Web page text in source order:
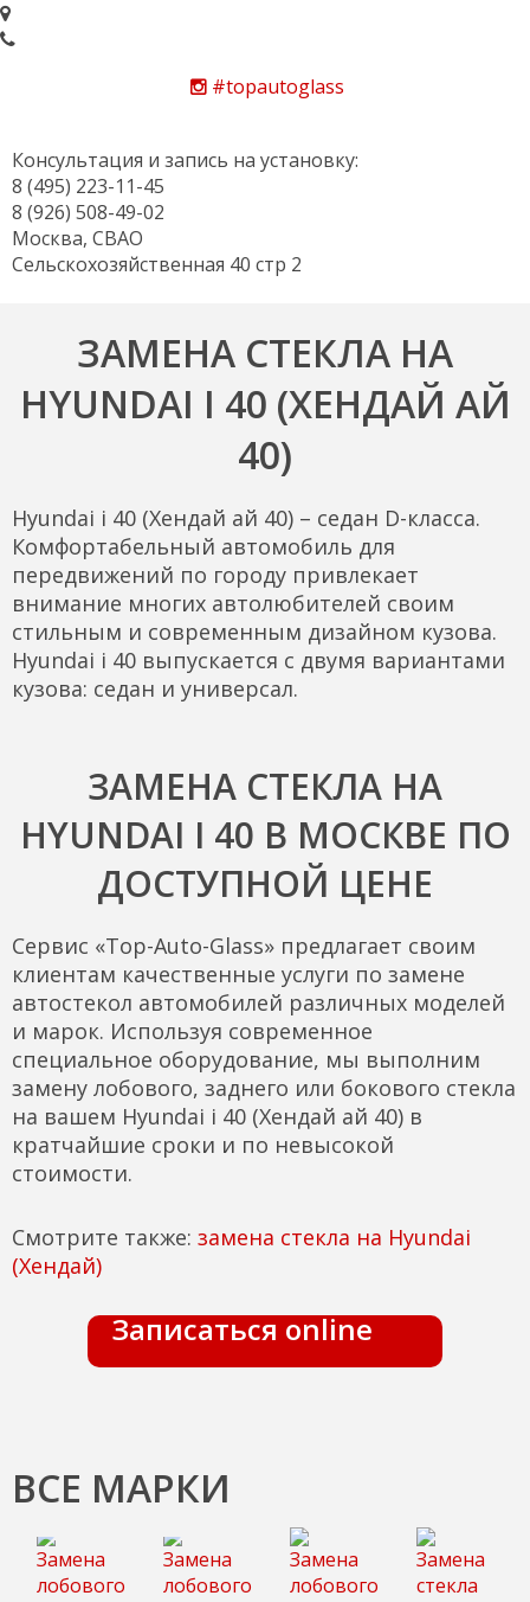
#topautoglass
Консультация и запись на установку:
8 (495) 223-11-45
8 (926) 508-49-02
Москва, СВАО
Сельскохозяйственная 40 стр 2
ЗАМЕНА СТЕКЛА НА
HYUNDAI I 40 (ХЕНДАЙ АЙ
40)
Hyundai i 40 (Хендай ай 40) – седан D-класса.
Комфортабельный автомобиль для
передвижений по городу привлекает
внимание многих автолюбителей своим
стильным и современным дизайном кузова.
Hyundai i 40 выпускается с двумя вариантами
кузова: седан и универсал.
ЗАМЕНА СТЕКЛА НА
HYUNDAI I 40 В МОСКВЕ ПО
ДОСТУПНОЙ ЦЕНЕ
Сервис «Top-Auto-Glass» предлагает своим
клиентам качественные услуги по замене
автостекол автомобилей различных моделей
и марок. Используя современное
специальное оборудование, мы выполним
замену лобового, заднего или бокового стекла
на вашем Hyundai i 40 (Хендай ай 40) в
кратчайшие сроки и по невысокой
стоимости.
Смотрите также: замена стекла на Hyundai
(Хендай)
Записаться online
ВСЕ МАРКИ